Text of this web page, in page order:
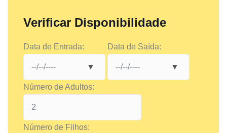
Verificar Disponibilidade
Data de Entrada: Data de Saída:
Número de Adultos:
Número de Filhos: